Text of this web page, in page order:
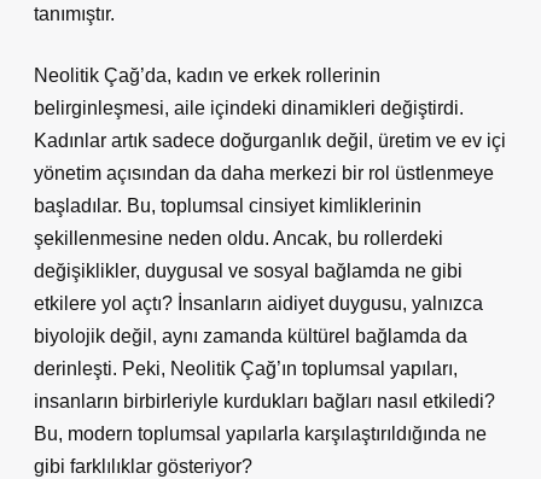
tanımıştır.
Neolitik Çağ’da, kadın ve erkek rollerinin
belirginleşmesi, aile içindeki dinamikleri değiştirdi.
Kadınlar artık sadece doğurganlık değil, üretim ve ev içi
yönetim açısından da daha merkezi bir rol üstlenmeye
başladılar. Bu, toplumsal cinsiyet kimliklerinin
şekillenmesine neden oldu. Ancak, bu rollerdeki
değişiklikler, duygusal ve sosyal bağlamda ne gibi
etkilere yol açtı? İnsanların aidiyet duygusu, yalnızca
biyolojik değil, aynı zamanda kültürel bağlamda da
derinleşti. Peki, Neolitik Çağ’ın toplumsal yapıları,
insanların birbirleriyle kurdukları bağları nasıl etkiledi?
Bu, modern toplumsal yapılarla karşılaştırıldığında ne
gibi farklılıklar gösteriyor?